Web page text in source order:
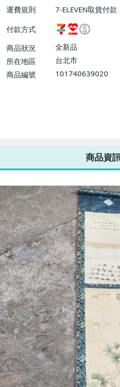
運費規則
7-ELEVEN取貨付
ELEVEN取貨不付
或消費滿$1298免
$1598免運費】
付款方式
商品狀況
全新品
所在地區
台北市
商品編號
101740639020
商品資